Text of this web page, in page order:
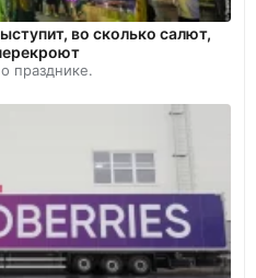
во сколько салют,
празднике.